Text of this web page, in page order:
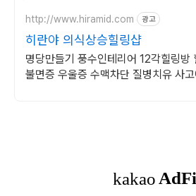
http://www.hiramid.com 광고
히란야 의식상승힐링샵
명당만들기 풍수인테리어 12각힐링방
불면증 우울증 수맥차단 질병치유 사